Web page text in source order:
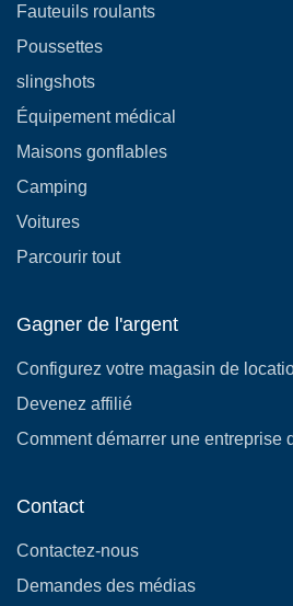
Fauteuils roulants
Poussettes
slingshots
Équipement médical
Maisons gonflables
Camping
Voitures
Parcourir tout
Gagner de l'argent
Configurez votre magasin de
Devenez affilié
Comment démarrer une entreprise
Contact
Contactez-nous
Demandes des médias